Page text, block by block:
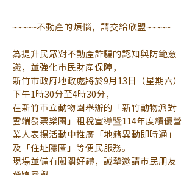
~~~~~不動產的煩惱，請交給欣盟~~~~~
為提升民眾對不動產詐騙的認知與防範意
識，並強化市民財產保障，
新竹市政府地政處將於9月13日（星期六）
下午1時30分至4時30分，
在新竹市立動物園舉辦的「新竹動物派對
雲端發票樂園」租稅宣導暨114年度績優營
業人表揚活動中推廣「地籍異動即時通」
及「住址隱匿」等便民服務。
現場並備有闖關好禮，誠摯邀請市民朋友